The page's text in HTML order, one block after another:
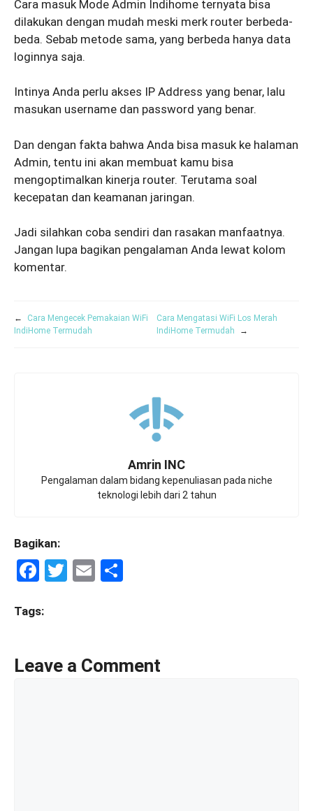
Cara masuk Mode Admin Indihome ternyata bisa
dilakukan dengan mudah meski merk router berbeda-
beda. Sebab metode sama, yang berbeda hanya data
loginnya saja.
Intinya Anda perlu akses IP Address yang benar, lalu
masukan username dan password yang benar.
Dan dengan fakta bahwa Anda bisa masuk ke halaman
Admin, tentu ini akan membuat kamu bisa
mengoptimalkan kinerja router. Terutama soal
kecepatan dan keamanan jaringan.
Jadi silahkan coba sendiri dan rasakan manfaatnya.
Jangan lupa bagikan pengalaman Anda lewat kolom
komentar.
←
Cara Mengecek Pemakaian WiFi
IndiHome Termudah
Cara Mengatasi WiFi Los Merah
IndiHome Termudah
→
Amrin INC
Pengalaman dalam bidang kepenuliasan pada niche
teknologi lebih dari 2 tahun
Bagikan:
F
ce
o
T
E
Tags:
Leave a Comment